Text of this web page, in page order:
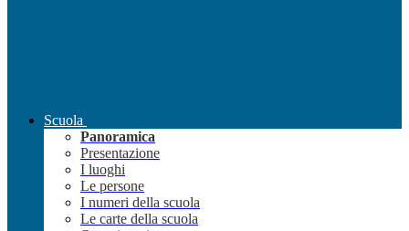
Scuola
Panoramica
Presentazione
I luoghi
Le persone
I numeri della scuola
Le carte della scuola